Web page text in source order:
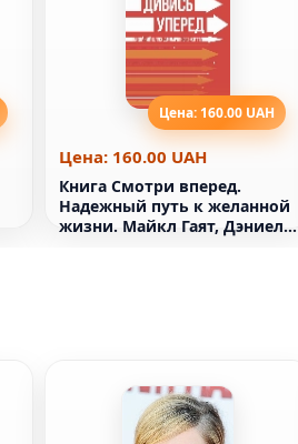
Цена: 160.00 UAH
Цена: 160.00 UAH
Книга Смотри вперед.
Надежный путь к желанной
жизни. Майкл Гаят, Дэниел